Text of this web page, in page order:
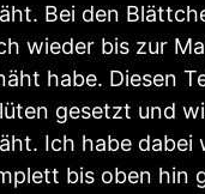
Bei den
wieder bis zur
habe. Diesen
gesetzt und
Ich habe dabei
bis oben hin